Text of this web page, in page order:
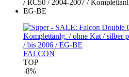
FALCON
TOP
-8%